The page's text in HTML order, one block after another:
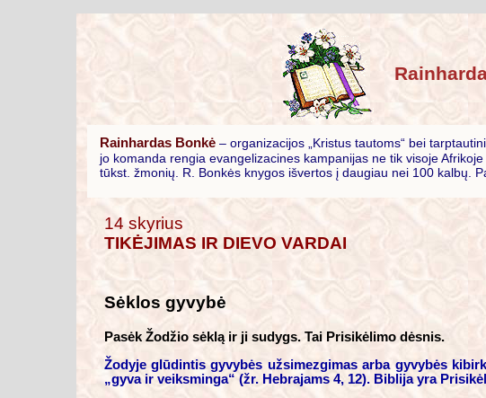
Rainhardas Bonkė– organizacijos „Kristus tautoms“ bei
jo komanda rengia evangelizacines kampanijas ne tik visoje
tūkst. žmonių. R. Bonkės knygos išvertos į daugiau nei 100 kalbų.
14 skyrius
TIKĖJIMAS IR DIEVO VARDAI
Sėklos gyvybė
Pasėk Žodžio sėklą ir ji sudygs. Tai Prisikėlimo dėsnis.
Žodyje glūdintis gyvybės užsimezgimas arba gyvybės
„gyva ir veiksminga“ (žr. Hebrajams 4, 12). Biblija yra